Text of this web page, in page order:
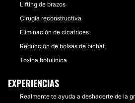
Lifting de brazos
Cirugía reconstructiva
Eliminación de cicatrices
Reducción de bolsas de bichat
Toxina botulínica
EXPERIENCIAS
Realmente te ayuda a deshacerte de la